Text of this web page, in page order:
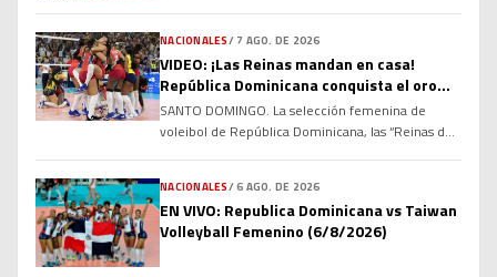
adueñarse de la medalla de oro de la prueba.
Senyú, quien se convirtió en bicampeona de la
región al retener el título regional, se […]
NACIONALES/ 7 AGO. DE 2026
VIDEO: ¡Las Reinas mandan en casa!
República Dominicana conquista el oro
ante Colombia
SANTO DOMINGO. La selección femenina de
voleibol de República Dominicana, las “Reinas del
Centroamericanos y del Caribe Santo Domingo
2026, tras derrotar este viernes 3-0 a Colombia en
una final disputada a casa llena en el Palacio de
NACIONALES/6 AGO. DE 2026
EN VIVO: Republica Dominicana vs Taiwan
Volleyball Femenino (6/8/2026)